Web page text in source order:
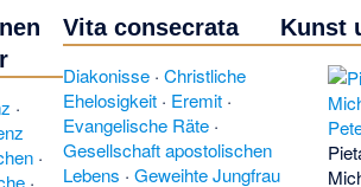
·
Europe
·
·
·
Vita consecrata
Diakonisse ·Christliche
Ehelosigkeit · Eremit ·
Evangelische Räte ·
Gesellschaft apostolischen
Lebens ·Geweihte Jungfrau
Kunst